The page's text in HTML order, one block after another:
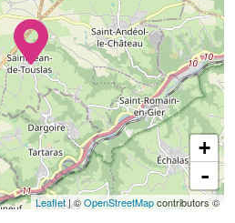
+
-
Leaflet| ©OpenStreetMapcontributors ©